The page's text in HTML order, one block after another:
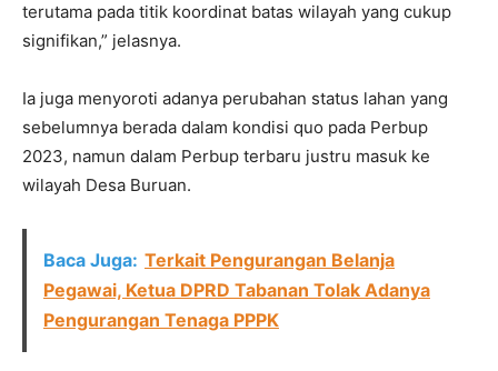
terutama pada titik koordinat batas wilayah yang cukup
signifikan,” jelasnya.
Ia juga menyoroti adanya perubahan status lahan yang
sebelumnya berada dalam kondisi quo pada Perbup
2023, namun dalam Perbup terbaru justru masuk ke
wilayah Desa Buruan.
Baca Juga: Terkait Pengurangan Belanja
Pegawai, Ketua DPRD Tabanan Tolak Adanya
Pengurangan Tenaga PPPK